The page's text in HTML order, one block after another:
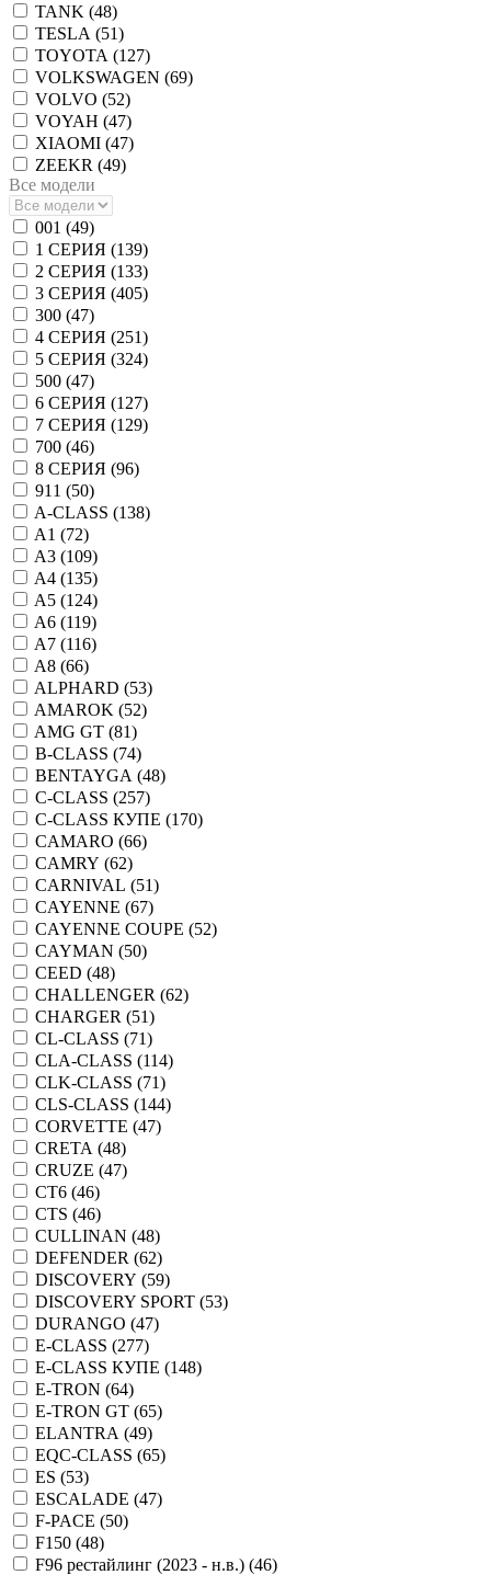
TANK (48)
TESLA (51)
TOYOTA (127)
VOLKSWAGEN (69)
VOLVO (52)
VOYAH (47)
XIAOMI (47)
ZEEKR (49)
Все модели
001 (49)
1 СЕРИЯ (139)
2 СЕРИЯ (133)
3 СЕРИЯ (405)
300 (47)
4 СЕРИЯ (251)
5 СЕРИЯ (324)
500 (47)
6 СЕРИЯ (127)
7 СЕРИЯ (129)
700 (46)
8 СЕРИЯ (96)
911 (50)
A-CLASS (138)
A1 (72)
A3 (109)
A4 (135)
A5 (124)
A6 (119)
A7 (116)
A8 (66)
ALPHARD (53)
AMAROK (52)
AMG GT (81)
B-CLASS (74)
BENTAYGA (48)
C-CLASS (257)
C-CLASS КУПЕ (170)
CAMARO (66)
CAMRY (62)
CARNIVAL (51)
CAYENNE (67)
CAYENNE COUPE (52)
CAYMAN (50)
CEED (48)
CHALLENGER (62)
CHARGER (51)
CL-CLASS (71)
CLA-CLASS (114)
CLK-CLASS (71)
CLS-CLASS (144)
CORVETTE (47)
CRETA (48)
CRUZE (47)
CT6 (46)
CTS (46)
CULLINAN (48)
DEFENDER (62)
DISCOVERY (59)
DISCOVERY SPORT (53)
DURANGO (47)
E-CLASS (277)
E-CLASS КУПЕ (148)
E-TRON (64)
E-TRON GT (65)
ELANTRA (49)
EQC-CLASS (65)
ES (53)
ESCALADE (47)
F-PACE (50)
F150 (48)
F96 рестайлинг (2023 - н.в.) (46)